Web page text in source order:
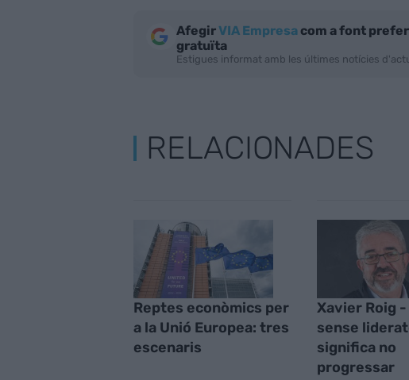
AfegirVIA Empresacom a font
gratuïta
Estigues informat amb les últimes notícies
RELACIONADES
Reptes econòmics per
a la Unió Europea: tres
escenaris
Xavier Roig
sense
significa no
progressar